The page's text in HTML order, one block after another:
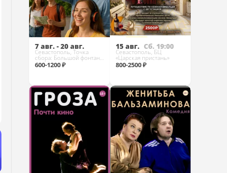
7 авг. - 20 авг.
Севастополь, Точка
сбора: Большой фонтан у
пл. Нахимова
600-1200 ₽
Купить
15 авг. Сб. 19:00
Севастополь, БЦ
«Царская пристань»
800-2500 ₽
Купить